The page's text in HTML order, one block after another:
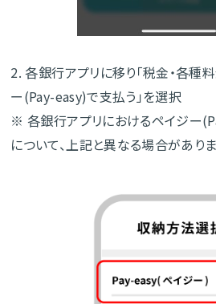
2. 各銀行アプリに移り「税金・各種
ー(Pay-easy)で支払う」を選択
※ 各銀行アプリにおけるペイジー
について、上記と異なる場合があり